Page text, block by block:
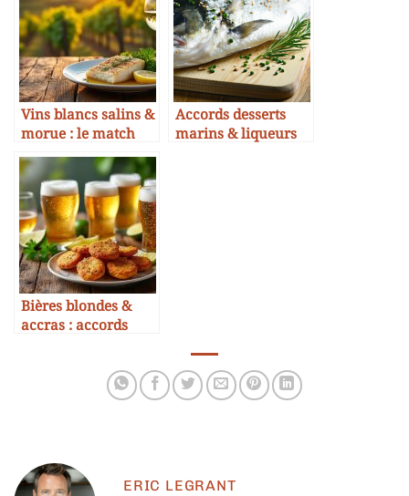
Vins blancs salins &
morue : le match
gagnant
Accords desserts
marins & liqueurs
Bières blondes &
accras : accords
ERIC LEGRANT